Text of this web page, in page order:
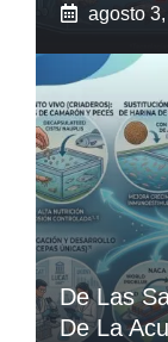
agosto
De Las
De La